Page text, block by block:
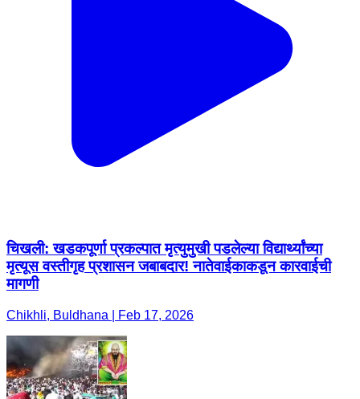
चिखली: खडकपूर्णा प्रकल्पात मृत्युमुखी पडलेल्या विद्यार्थ्यांच्या
मृत्यूस वस्तीगृह प्रशासन जबाबदार! नातेवाईकाकडून कारवाईची
मागणी
Chikhli, Buldhana | Feb 17, 2026